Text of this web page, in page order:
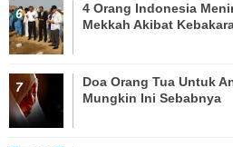
4 Orang Indonesia
Mekkah Akibat
Doa Orang Tua Untuk
Mungkin Ini Sebabnya